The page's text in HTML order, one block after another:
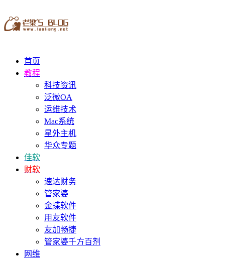
首页
教程
科技资讯
泛微OA
运维技术
Mac系统
星外主机
华众专题
佳软
财软
速达财务
管家婆
金蝶软件
用友软件
友加畅捷
管家婆千方百剂
网维